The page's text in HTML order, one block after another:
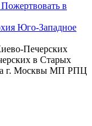
Пожертвовать в
Юго-Западное
Печерских
в Старых
г. Москвы МП РПЦ